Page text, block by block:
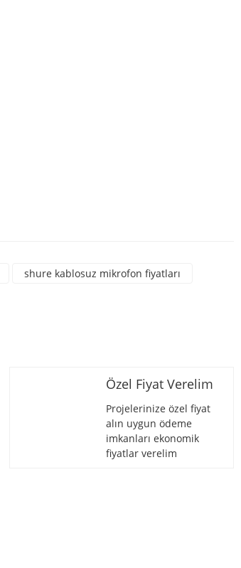
shure kablosuz mikrofon fiyatları
Özel Fiyat Verelim
Projelerinize özel fiyat
alın uygun ödeme
imkanları ekonomik
fiyatlar verelim